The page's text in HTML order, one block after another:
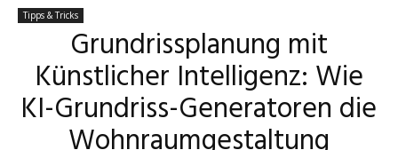
–
Tipps & Tricks
Grundrissplanung mit
Künstlicher Intelligenz: Wie
KI-Grundriss-Generatoren die